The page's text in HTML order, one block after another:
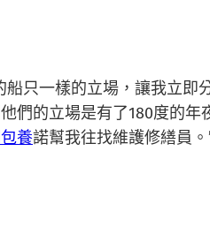
只一樣的立場，讓我立即
們的立場是有了180度的
養諾幫我往找維護修繕員。